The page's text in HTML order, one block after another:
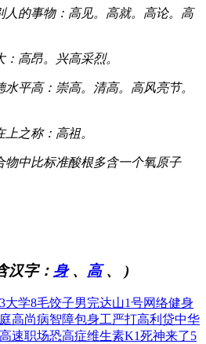
人的事物：高见。高就。高论。高
：高昂。兴高采烈。
水平高：崇高。清高。高风亮节。
上之称：高祖。
物中比标准酸根多含一个氧原子
汉字： 身、 高、 )
大学8毛饺子男完达山1号网络健身
高尚病智障包身工严打高利贷中华
速职场恐高症维生素K1死神来了5